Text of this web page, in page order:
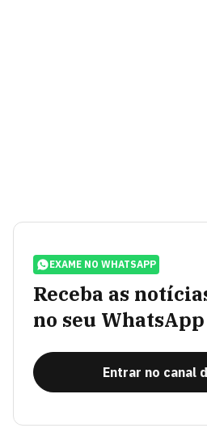
EXAME NO WHATSAPP
Receba as
no seu WhatsApp
Entrar no canal